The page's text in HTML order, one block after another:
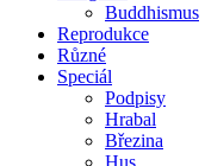
Buddhismus
Reprodukce
Různé
Speciál
Podpisy
Hrabal
Březina